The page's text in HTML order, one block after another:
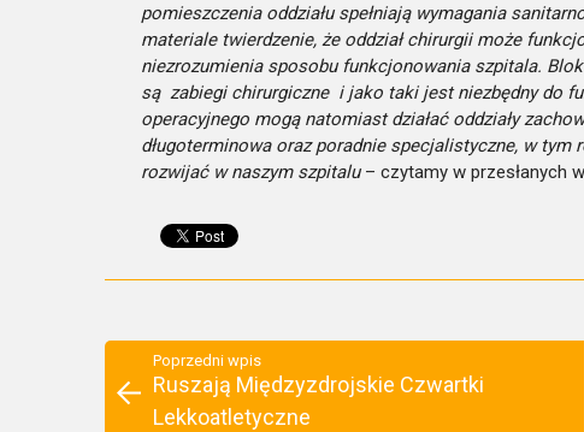
pomieszczenia oddziału spełniają wymagania
materiale twierdzenie, że oddział chirurgii może
niezrozumienia sposobu funkcjonowania szpitala.
są zabiegi chirurgiczne i jako taki jest niezbędny do
operacyjnego mogą natomiast działać oddziały
długoterminowa oraz poradnie specjalistyczne, w
rozwijać w naszym szpitalu– czytamy w przesłanych
Poprzedni wpis
Ruszają Międzyzdrojskie Czwartki
Lekkoatletyczne